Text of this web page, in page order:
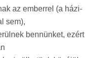
az emberrel (a házi-
sem),
bennünket, ezért